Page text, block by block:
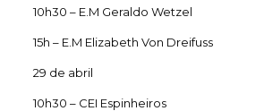
10h30 – E.M Geraldo Wetzel
15h – E.M Elizabeth Von Dreifuss
29 de abril
10h30 – CEI Espinheiros